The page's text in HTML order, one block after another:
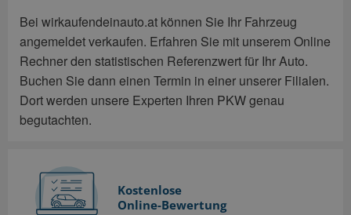
Bei wirkaufendeinauto.at können Sie Ihr Fahrzeug
angemeldet verkaufen. Erfahren Sie mit unserem Online
Rechner den statistischen Referenzwert für Ihr Auto.
Buchen Sie dann einen Termin in einer unserer Filialen.
Dort werden unsere Experten Ihren PKW genau
begutachten.
Kostenlose
Online-Bewertung